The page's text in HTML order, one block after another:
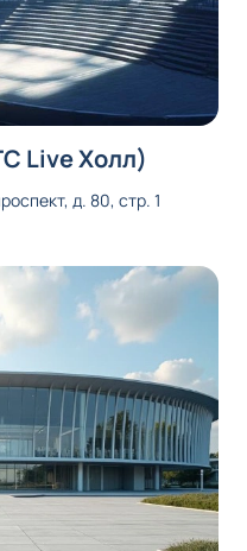
Live Холл)
д. 80, стр. 1